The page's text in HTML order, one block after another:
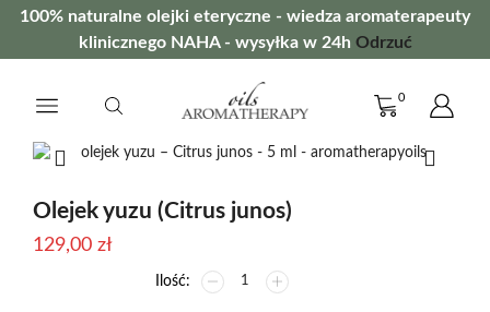
100% naturalne olejki eteryczne - wiedza aromaterapeuty
klinicznego NAHA - wysyłka w 24h Odrzuć
0
Olejek yuzu (Citrus junos)
129,00 zł
ilość